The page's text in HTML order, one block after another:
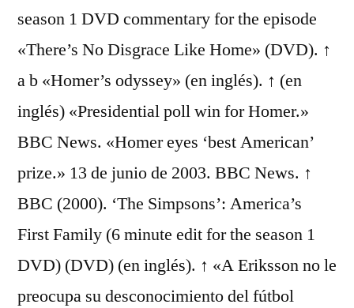
season 1 DVD commentary for the episode
«There’s No Disgrace Like Home» (DVD). ↑
a b «Homer’s odyssey» (en inglés). ↑ (en
inglés) «Presidential poll win for Homer.»
BBC News. «Homer eyes ‘best American’
prize.» 13 de junio de 2003. BBC News. ↑
BBC (2000). ‘The Simpsons’: America’s
First Family (6 minute edit for the season 1
DVD) (DVD) (en inglés). ↑ «A Eriksson no le
preocupa su desconocimiento del fútbol